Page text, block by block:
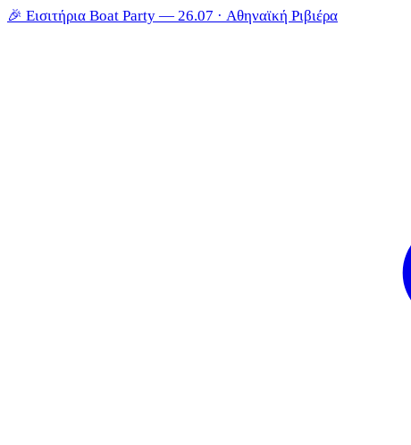
🎉 Εισιτήρια Boat Party — 26.07 · Αθηναϊκή Ριβιέρα